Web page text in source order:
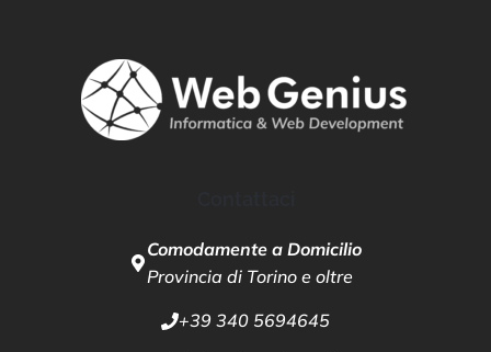
Comodamente a Domicilio
Provincia di Torino e oltre
+39 340 5694645